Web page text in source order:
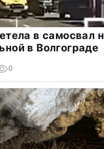
в самосвал
в Волгограде
0